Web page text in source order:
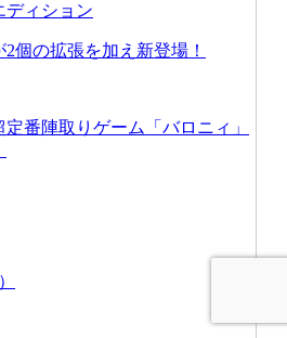
ディション
個の拡張を加え新登場！
番陣取りゲーム「バロニィ」